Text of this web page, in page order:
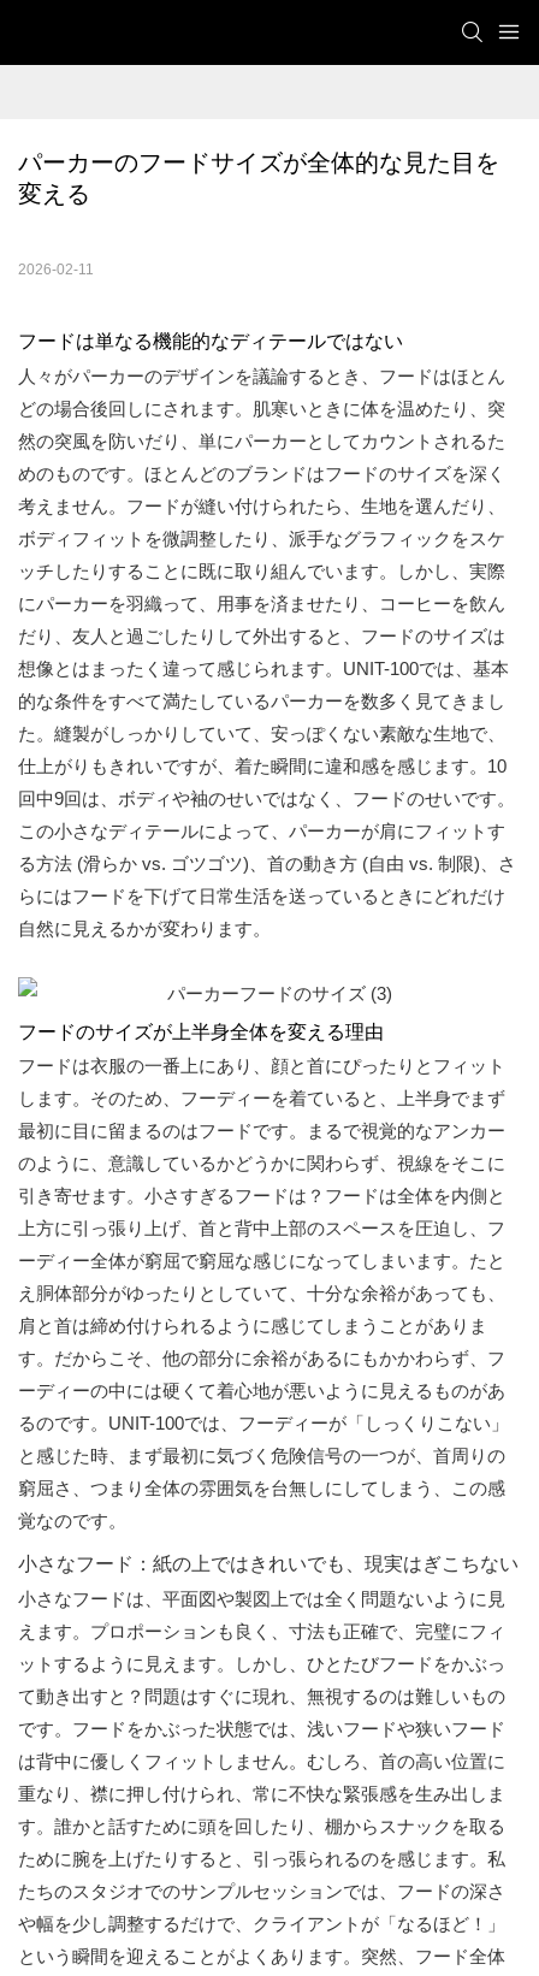
パーカーのフードサイズが全体的な見た目を
変える
2026-02-11
フードは単なる機能的なディテールではない
人々がパーカーのデザインを議論するとき、フードはほとん
どの場合後回しにされます。肌寒いときに体を温めたり、突
然の突風を防いだり、単にパーカーとしてカウントされるた
めのものです。ほとんどのブランドはフードのサイズを深く
考えません。フードが縫い付けられたら、生地を選んだり、
ボディフィットを微調整したり、派手なグラフィックをスケ
ッチしたりすることに既に取り組んでいます。しかし、実際
にパーカーを羽織って、用事を済ませたり、コーヒーを飲ん
だり、友人と過ごしたりして外出すると、フードのサイズは
想像とはまったく違って感じられます。UNIT-100では、基本
的な条件をすべて満たしているパーカーを数多く見てきまし
た。縫製がしっかりしていて、安っぽくない素敵な生地で、
仕上がりもきれいですが、着た瞬間に違和感を感じます。10
回中9回は、ボディや袖のせいではなく、フードのせいです。
この小さなディテールによって、パーカーが肩にフィットす
る方法 (滑らか vs. ゴツゴツ)、首の動き方 (自由 vs. 制限)、さ
らにはフードを下げて日常生活を送っているときにどれだけ
自然に見えるかが変わります。
フードのサイズが上半身全体を変える理由
フードは衣服の一番上にあり、顔と首にぴったりとフィット
します。そのため、フーディーを着ていると、上半身でまず
最初に目に留まるのはフードです。まるで視覚的なアンカー
のように、意識しているかどうかに関わらず、視線をそこに
引き寄せます。小さすぎるフードは？フードは全体を内側と
上方に引っ張り上げ、首と背中上部のスペースを圧迫し、フ
ーディー全体が窮屈で窮屈な感じになってしまいます。たと
え胴体部分がゆったりとしていて、十分な余裕があっても、
肩と首は締め付けられるように感じてしまうことがありま
す。だからこそ、他の部分に余裕があるにもかかわらず、フ
ーディーの中には硬くて着心地が悪いように見えるものがあ
るのです。UNIT-100では、フーディーが「しっくりこない」
と感じた時、まず最初に気づく危険信号の一つが、首周りの
窮屈さ、つまり全体の雰囲気を台無しにしてしまう、この感
覚なのです。
小さなフード：紙の上ではきれいでも、現実はぎこちない
小さなフードは、平面図や製図上では全く問題ないように見
えます。プロポーションも良く、寸法も正確で、完璧にフィ
ットするように見えます。しかし、ひとたびフードをかぶっ
て動き出すと？問題はすぐに現れ、無視するのは難しいもの
です。フードをかぶった状態では、浅いフードや狭いフード
は背中に優しくフィットしません。むしろ、首の高い位置に
重なり、襟に押し付けられ、常に不快な緊張感を生み出しま
す。誰かと話すために頭を回したり、棚からスナックを取る
ために腕を上げたりすると、引っ張られるのを感じます。私
たちのスタジオでのサンプルセッションでは、フードの深さ
や幅を少し調整するだけで、クライアントが「なるほど！」
という瞬間を迎えることがよくあります。突然、フード全体